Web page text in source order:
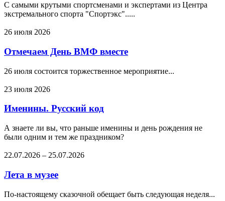
С самыми крутыми спортсменами и экспертами из Центра
экстремального спорта "Спортэкс".....
26 июля 2026
Отмечаем День ВМФ вместе
26 июля состоится торжественное мероприятие...
23 июля 2026
Именины. Русский код
А знаете ли вы, что раньше именины и день рождения не
были одним и тем же праздником?
22.07.2026 – 25.07.2026
Лета в музее
По-настоящему сказочной обещает быть следующая неделя...